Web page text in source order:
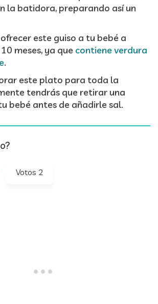
la batidora, preparando así un
este guiso a tu bebé a
meses, ya que contiene verdura
.
este plato para toda la
tendrás que retirar una
bebé antes de añadirle sal.
Votos 2